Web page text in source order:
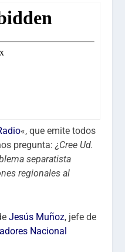
«, que emite todos
pregunta:¿Cree Ud.
separatista
regionales al
Jesús Muñoz, jefe de
Nacional